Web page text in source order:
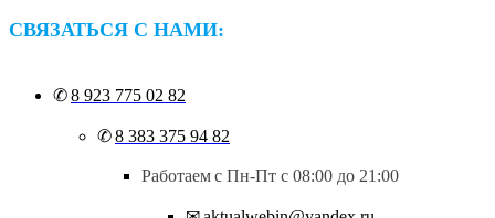
СВЯЗАТЬСЯ С НАМИ:
✆8 923 775 02 82
✆8 383 375 94 82
Работаемс Пн-Пт с 08:00 до 21:00